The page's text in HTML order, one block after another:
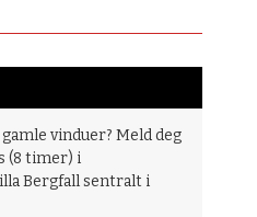
vinduer? Meld deg
(8 timer) i
Bergfall sentralt i